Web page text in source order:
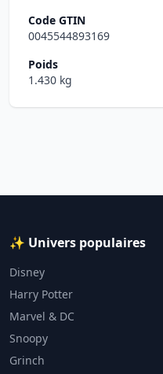
Code GTIN
0045544893169
Poids
1.430 kg
✨ Univers populaires
Disney
Harry Potter
Marvel & DC
Snoopy
Grinch